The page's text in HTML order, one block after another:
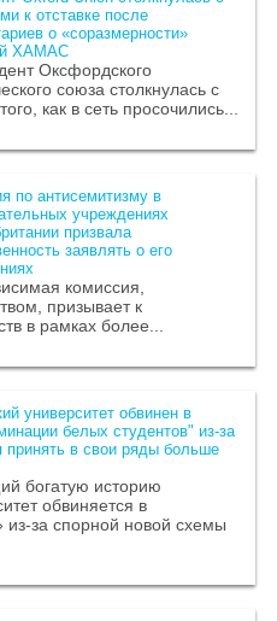
к отставке после
о «соразмерности»
ХАМАС
Оксфордского
союза столкнулась с
как в сеть просочились...
по антисемитизму в
учреждениях
призвала
заявлять о его
комиссия,
призывает к
в рамках более...
университет обвинен в
белых студентов" из-за
принять в свои ряды больше
богатую историю
обвиняется в
за спорной новой схемы